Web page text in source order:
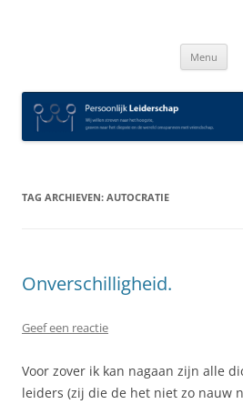
Menu
TAG ARCHIEVEN: AUTOCRATIE
Onverschilligheid.
Geef een reactie
Voor zover ik kan nagaan zijn alle
leiders (zij die de het niet zo nauw